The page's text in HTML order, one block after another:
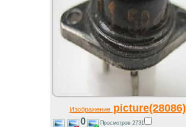
Изображениеpicture(28086)
0 Просмотров 2731